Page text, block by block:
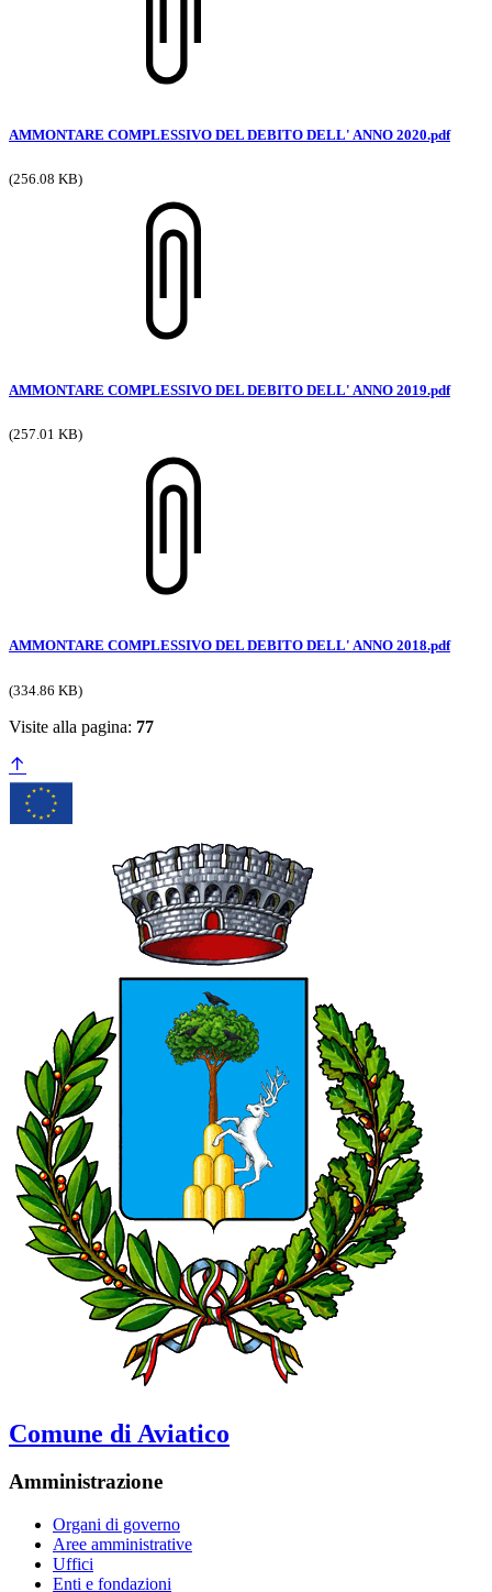
AMMONTARE COMPLESSIVO DEL DEBITO DELL' ANNO 2020.pdf
(256.08 KB)
AMMONTARE COMPLESSIVO DEL DEBITO DELL' ANNO 2019.pdf
(257.01 KB)
AMMONTARE COMPLESSIVO DEL DEBITO DELL' ANNO 2018.pdf
(334.86 KB)
Visite alla pagina: 77
Comune di Aviatico
Amministrazione
Organi di governo
Aree amministrative
Uffici
Enti e fondazioni